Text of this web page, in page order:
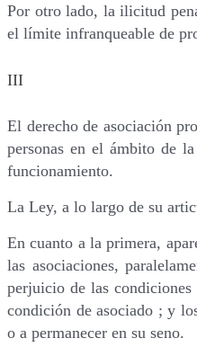
Por otro lado, la ilicitud
el límite infranqueable de
III
El derecho de asociación
personas en el ámbito de
funcionamiento.
La Ley, a lo largo de su
En cuanto a la primera,
las asociaciones,
perjuicio de las
condición de asociado ; y
o a permanecer en su seno.